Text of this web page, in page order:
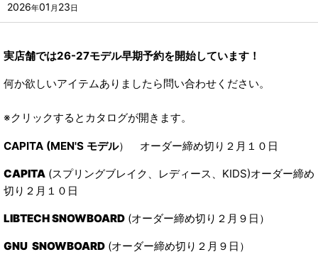
2026年01 月 23 日
実店舗では26-27モデル早期予約を開始しています！
何か欲しいアイテムありましたら問い合わせください。
※クリックするとカタログが開きます。
CAPITA (MEN'S モデル） オーダー締め切り２月１０日
CAPITA (スプリングブレイク、レディース、KIDS)オーダー締め
切り２月１０日
LIBTECH SNOWBOARD (オーダー締め切り２月９日）
GNU SNOWBOARD (オーダー締め切り２月９日）